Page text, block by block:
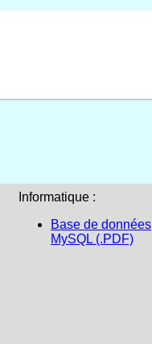
Informatique :
Base de données
MySQL (.PDF)